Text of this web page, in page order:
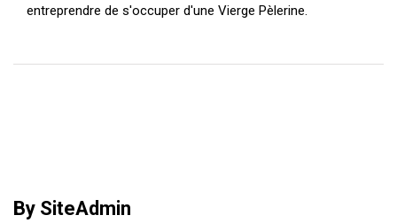
entreprendre de s'occuper d'une Vierge Pèlerine.
By SiteAdmin